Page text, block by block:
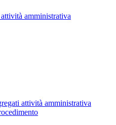
amministrativa
attività amministrativa